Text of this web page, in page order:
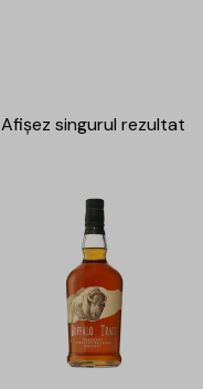
Afișez singurul rezultat